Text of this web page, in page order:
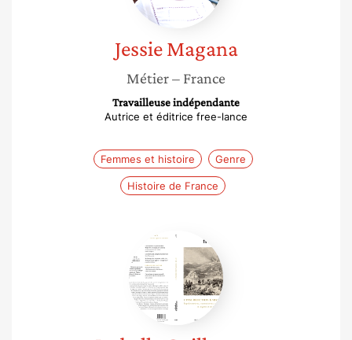
Jessie Magana
Métier– France
Travailleuse indépendante
Autrice et éditrice free-lance
Femmes et histoire Genre
Histoire de France
Isabelle
Guillaume